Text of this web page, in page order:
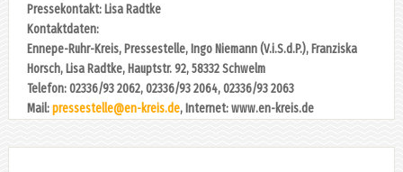
Pressekontakt: Lisa Radtke
Kontaktdaten:
Ennepe-Ruhr-Kreis, Pressestelle, Ingo Niemann (V.i.S.d.P.), Franziska
Horsch, Lisa Radtke, Hauptstr. 92, 58332 Schwelm
Telefon: 02336/93 2062, 02336/93 2064, 02336/93 2063
Mail:pressestelle@en-kreis.de, Internet: www.en-kreis.de